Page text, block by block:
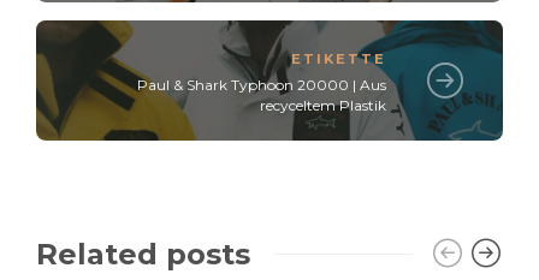
ETIKETTE
Paul & Shark Typhoon 20000 | Aus
recyceltem Plastik
Related posts